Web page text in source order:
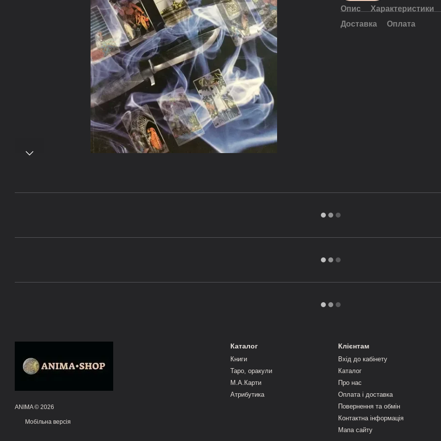
Опис Характеристики
Доставка
Оплата
ANIMA © 2026
Мобільна версія
Каталог
Книги
Таро, оракули
М.А.Карти
Атрибутика
Клієнтам
Вхід до кабінету
Каталог
Про нас
Оплата і доставка
Повернення та обмін
Контактна інформація
Мапа сайту